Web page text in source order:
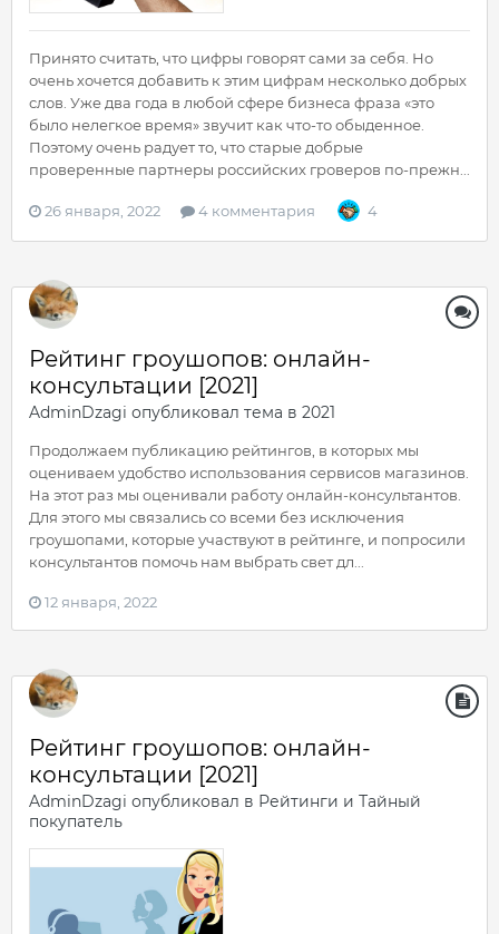
Принято считать, что цифры говорят сами за себя. Но
очень хочется добавить к этим цифрам несколько добрых
слов. Уже два года в любой сфере бизнеса фраза «это
было нелегкое время» звучит как что-то обыденное.
Поэтому очень радует то, что старые добрые
проверенные партнеры российских гроверов по-прежн...
26 января, 2022 4 комментария 4
Рейтинг гроушопов: онлайн-
консультации [2021]
AdminDzagi опубликовал тема в 2021
Продолжаем публикацию рейтингов, в которых мы
оцениваем удобство использования сервисов магазинов.
На этот раз мы оценивали работу онлайн-консультантов.
Для этого мы связались со всеми без исключения
гроушопами, которые участвуют в рейтинге, и попросили
консультантов помочь нам выбрать свет дл...
12 января, 2022
Рейтинг гроушопов: онлайн-
консультации [2021]
AdminDzagi опубликовал в Рейтинги и Тайный
покупатель